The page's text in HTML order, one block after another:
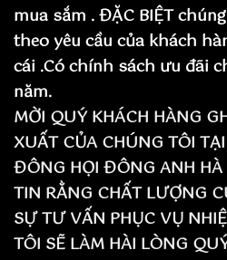
mua sắm . ĐẶC BIỆT
theo yêu cầu của khách
cái .Có chính sách ưu đãi
năm.
MỜI QUÝ KHÁCH HÀNG
XUẤT CỦA CHÚNG TÔI
ĐÔNG HỌI ĐÔNG ANH HÀ
TIN RẰNG CHẤT LƯỢNG
SỰ TƯ VẤN PHỤC VỤ
TÔI SẼ LÀM HÀI LÒNG